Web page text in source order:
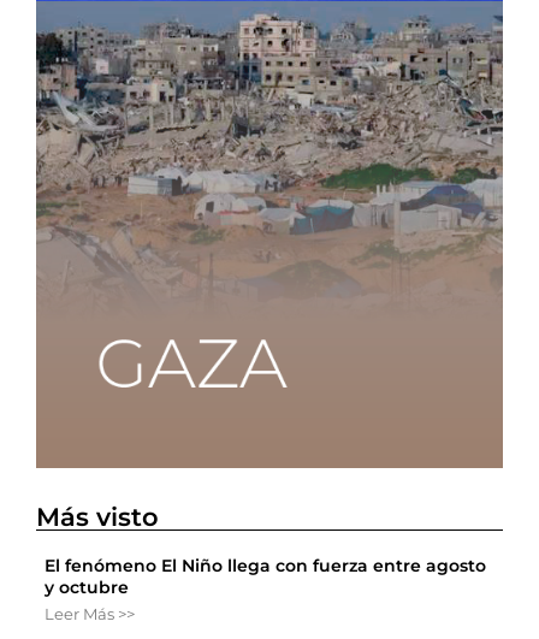
Más visto
El fenómeno El Niño llega con fuerza entre agosto
y octubre
Leer Más >>